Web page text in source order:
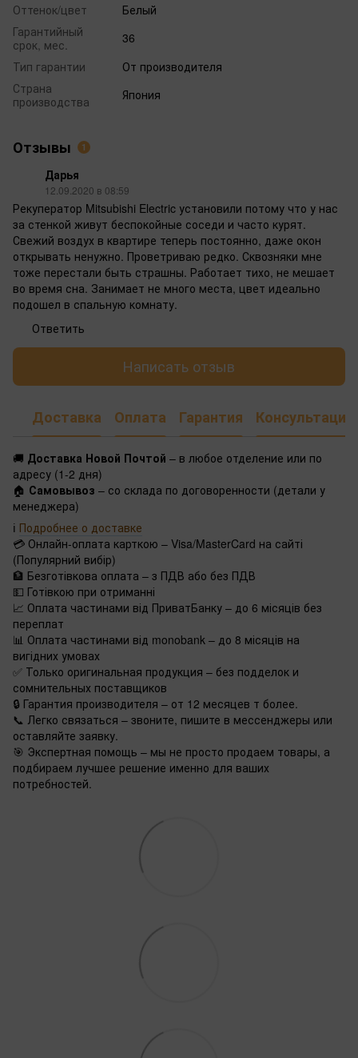
Оттенок/цвет
Белый
Гарантийный
срок, мес.
36
Тип гарантии
От производителя
Страна
производства
Япония
Отзывы 1
Дарья
12.09.2020 в 08:59
Рекуператор Mitsubishi Electric установили потому что у нас
за стенкой живут беспокойные соседи и часто курят.
Свежий воздух в квартире теперь постоянно, даже окон
открывать ненужно. Проветриваю редко. Сквозняки мне
тоже перестали быть страшны. Работает тихо, не мешает
во время сна. Занимает не много места, цвет идеально
подошел в спальную комнату.
Ответить
Написать отзыв
Доставка Оплата Гарантия Консультация
🚚 Доставка Новой Почтой – в любое отделение или по
адресу (1-2 дня)
🏠 Самовывоз – со склада по договоренности (детали у
менеджера)
ℹ️ Подробнее о доставке
💳 Онлайн-оплата карткою – Visa/MasterCard на сайті
(Популярний вибір)
🏦 Безготівкова оплата – з ПДВ або без ПДВ
💵 Готівкою при отриманні
📈 Оплата частинами від ПриватБанку – до 6 місяців без
переплат
📊 Оплата частинами від monobank – до 8 місяців на
вигідних умовах
✅ Только оригинальная продукция – без подделок и
сомнительных поставщиков
🔒 Гарантия производителя – от 12 месяцев т более.
📞 Легко связаться – звоните, пишите в мессенджеры или
оставляйте заявку.
🎯 Экспертная помощь – мы не просто продаем товары, а
подбираем лучшее решение именно для ваших
потребностей.